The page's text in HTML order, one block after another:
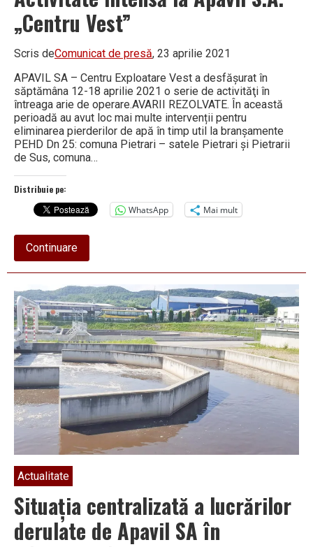
„Centru Vest”
Scris deComunicat de presă, 23 aprilie 2021
APAVIL SA – Centru Exploatare Vest a desfăşurat în
săptămâna 12-18 aprilie 2021 o serie de activităţi în
întreaga arie de operare.AVARII REZOLVATE. În această
perioadă au avut loc mai multe intervenții pentru
eliminarea pierderilor de apă în timp util la branșamente
PEHD Dn 25: comuna Pietrari – satele Pietrari și Pietrarii
de Sus, comuna…
Distribuie pe:
WhatsApp
Mai mult
Continuareabout
Activitate
intensă
Apavil
S.A.
„Centru
Vest”
Actualitate
Situaţia centralizată a lucrărilor
derulate de Apavil SA în